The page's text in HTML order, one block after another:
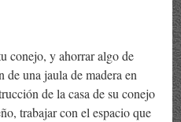
conejo, y ahorrar algo de
de una jaula de madera en
de la casa de su conejo
trabajar con el espacio que